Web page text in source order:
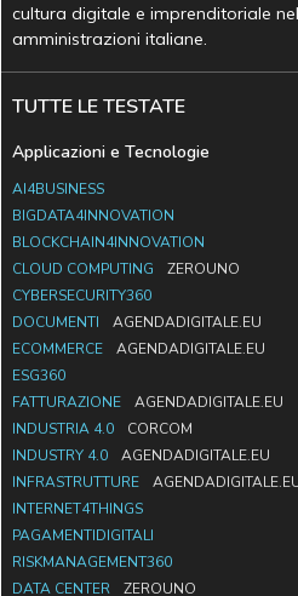
cultura digitale e imprenditoriale
amministrazioni italiane.
TUTTE LE TESTATE
Applicazioni e Tecnologie
AI4BUSINESS
BIGDATA4INNOVATION
BLOCKCHAIN4INNOVATION
CLOUD COMPUTING
ZEROUNO
CYBERSECURITY360
DOCUMENTI
AGENDADIGITALE.EU
ECOMMERCE
AGENDADIGITALE.EU
ESG360
FATTURAZIONE
AGENDADIGITALE.EU
INDUSTRIA 4.0
CORCOM
INDUSTRY 4.0
AGENDADIGITALE.EU
INFRASTRUTTURE
INTERNET4THINGS
PAGAMENTIDIGITALI
RISKMANAGEMENT360
DATA CENTER
ZEROUNO